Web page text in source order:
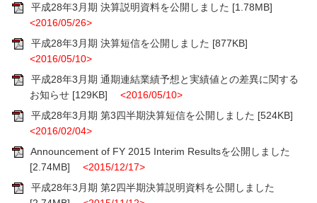
平成28年3月期 決算説明資料を公開しました [1.78MB]
<2016/05/26>
平成28年3月期 決算短信を公開しました [877KB]
<2016/05/10>
平成28年3月期 通期連結業績予想と実績値との差異に関する
お知らせ[129KB] <2016/05/10>
平成28年3月期 第3四半期決算短信を公開しました [524KB]
<2016/02/04>
Announcement of FY 2015 Interim Resultsを公開しました
[2.74MB] <2015/12/17>
平成28年3月期 第2四半期決算説明資料を公開しました